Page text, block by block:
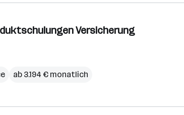
Versicherung
ab 3.194 € monatlich